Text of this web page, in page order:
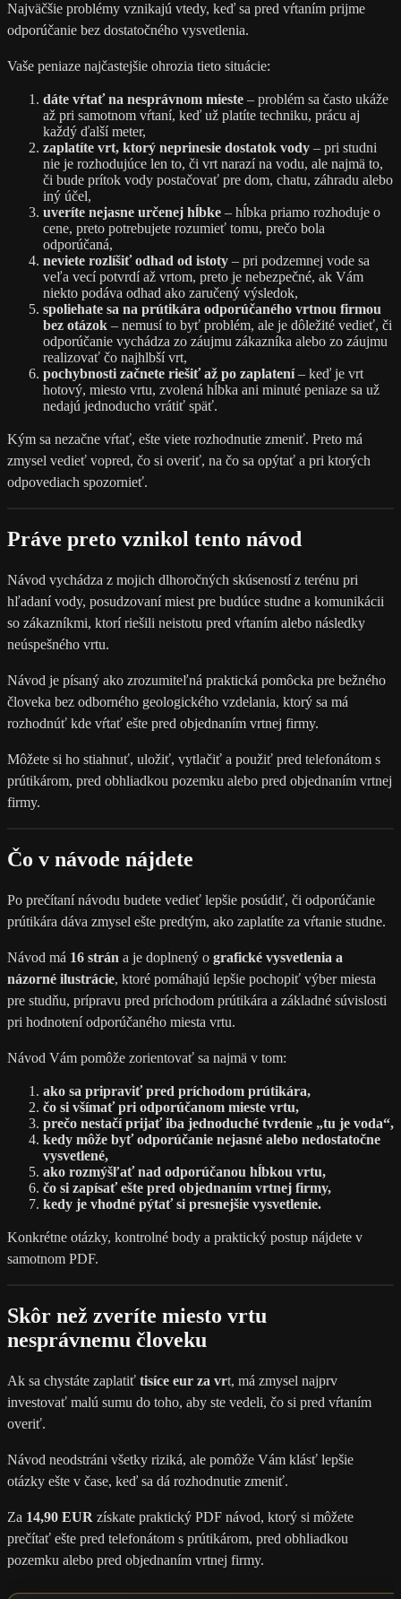
Najväčšie problémy vznikajú vtedy, keď sa pred vŕtaním prijme
odporúčanie bez dostatočného vysvetlenia.
Vaše peniaze najčastejšie ohrozia tieto situácie:
dáte vŕtať na nesprávnom mieste – problém sa často ukáže
až pri samotnom vŕtaní, keď už platíte techniku, prácu aj
každý ďalší meter,
zaplatíte vrt, ktorý neprinesie dostatok vody – pri studni
nie je rozhodujúce len to, či vrt narazí na vodu, ale najmä to,
či bude prítok vody postačovať pre dom, chatu, záhradu alebo
iný účel,
uveríte nejasne určenej hĺbke – hĺbka priamo rozhoduje o
cene, preto potrebujete rozumieť tomu, prečo bola
odporúčaná,
neviete rozlíšiť odhad od istoty – pri podzemnej vode sa
veľa vecí potvrdí až vrtom, preto je nebezpečné, ak Vám
niekto podáva odhad ako zaručený výsledok,
spoliehate sa na prútikára odporúčaného vrtnou firmou
bez otázok – nemusí to byť problém, ale je dôležité vedieť, či
odporúčanie vychádza zo záujmu zákazníka alebo zo záujmu
realizovať čo najhlbší vrt,
pochybnosti začnete riešiť až po zaplatení– keď je vrt
hotový, miesto vrtu, zvolená hĺbka ani minuté peniaze sa už
nedajú jednoducho vrátiť späť.
Kým sa nezačne vŕtať, ešte viete rozhodnutie zmeniť. Preto má
zmysel vedieť vopred, čo si overiť, na čo sa opýtať a pri ktorých
odpovediach spozornieť.
Práve preto vznikol tento návod
Návod vychádza z mojich dlhoročných skúseností z terénu pri
hľadaní vody, posudzovaní miest pre budúce studne a komunikácii
so zákazníkmi, ktorí riešili neistotu pred vŕtaním alebo následky
neúspešného vrtu.
Návod je písaný ako zrozumiteľná praktická pomôcka pre bežného
človeka bez odborného geologického vzdelania, ktorý sa má
rozhodnúť kde vŕtať ešte pred objednaním vrtnej firmy.
Môžete si ho stiahnuť, uložiť, vytlačiť a použiť pred telefonátom s
prútikárom, pred obhliadkou pozemku alebo pred objednaním vrtnej
firmy.
Čo v návode nájdete
Po prečítaní návodu budete vedieť lepšie posúdiť, či odporúčanie
prútikára dáva zmysel ešte predtým, ako zaplatíte za vŕtanie studne.
Návod má 16 strán a je doplnený o grafické vysvetlenia a
názorné ilustrácie, ktoré pomáhajú lepšie pochopiť výber miesta
pre studňu, prípravu pred príchodom prútikára a základné súvislosti
pri hodnotení odporúčaného miesta vrtu.
Návod Vám pomôže zorientovať sa najmä v tom:
ako sa pripraviť pred príchodom prútikára,
čo si všímať pri odporúčanom mieste vrtu,
prečo nestačí prijať iba jednoduché tvrdenie „tu je voda“,
kedy môže byť odporúčanie nejasné alebo nedostatočne
vysvetlené,
ako rozmýšľať nad odporúčanou hĺbkou vrtu,
čo si zapísať ešte pred objednaním vrtnej firmy,
kedy je vhodné pýtať si presnejšie vysvetlenie.
Konkrétne otázky, kontrolné body a praktický postup nájdete v
samotnom PDF.
Skôr než zveríte miesto vrtu
nesprávnemu človeku
Ak sa chystáte zaplatiť tisíce eur za vrt, má zmysel najprv
investovať malú sumu do toho, aby ste vedeli, čo si pred vŕtaním
overiť.
Návod neodstráni všetky riziká, ale pomôže Vám klásť lepšie
otázky ešte v čase, keď sa dá rozhodnutie zmeniť.
Za 14,90 EUR získate praktický PDF návod, ktorý si môžete
prečítať ešte pred telefonátom s prútikárom, pred obhliadkou
pozemku alebo pred objednaním vrtnej firmy.